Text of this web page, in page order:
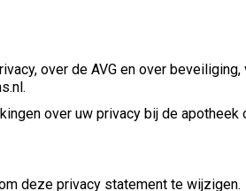
over de AVG en over
over uw privacy bij de
deze privacy statement te wijzigen.